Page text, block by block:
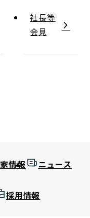
社長等
会見
情報 ニュース
採用情報